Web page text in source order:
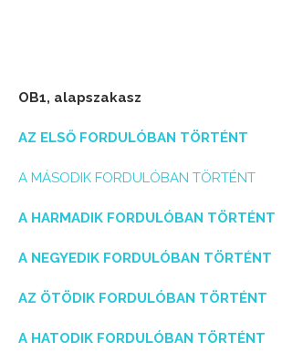
OB1, alapszakasz
AZ ELSŐ FORDULÓBAN TÖRTÉNT
A MÁSODIK FORDULÓBAN TÖRTÉNT
A HARMADIK FORDULÓBAN TÖRTÉNT
A NEGYEDIK FORDULÓBAN TÖRTÉNT
AZ ÖTÖDIK FORDULÓBAN TÖRTÉNT
A HATODIK FORDULÓBAN TÖRTÉNT